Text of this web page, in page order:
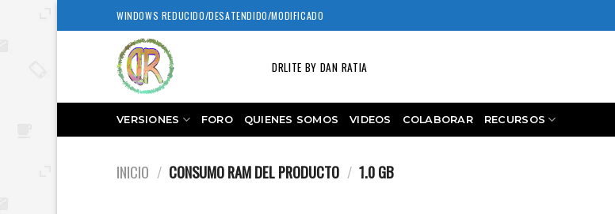
to
WINDOWS REDUCIDO/DESATENDIDO/MODIFICADO
DRLITE BY DAN RATIA
VERSIONES FORO QUIENES SOMOS VIDEOS COLABORAR RECURSOS
INICIO / CONSUMO RAM DEL PRODUCTO / 1.0 GB